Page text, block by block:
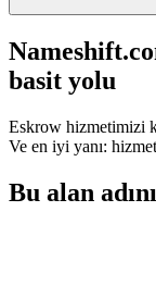
basit yolu
Eskrow hizmetimizi
Ve en iyi yanı:
Bu alan